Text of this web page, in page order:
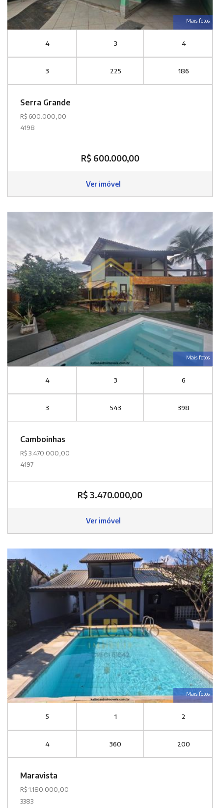
Mais fotos
4 3 4
3 225 186
Serra Grande
R$ 600.000,00
4198
R$ 600.000,00
Ver imóvel
Mais fotos
4 3 6
3 543 398
Camboinhas
R$ 3.470.000,00
4197
R$ 3.470.000,00
Ver imóvel
Mais fotos
5 1 2
4 360 200
Maravista
R$ 1.180.000,00
3383